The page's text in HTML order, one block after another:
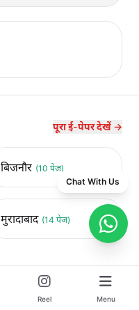
पूरा ई-पेपर देखें →
बिजनौर (10 पेज)
मुरादाबाद (14 पेज)
Reel Menu
Chat With Us